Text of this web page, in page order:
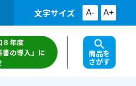
文字サイズ A- A+
８年度
書の導入」に
商品を
さがす